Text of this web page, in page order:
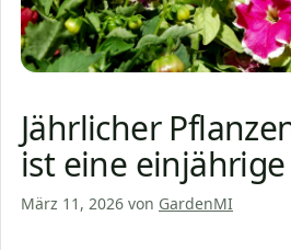
Jährlicher
ist eine einjährige
März 11, 2026 von GardenMI